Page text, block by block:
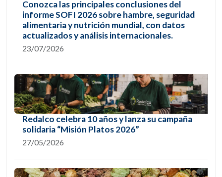
Conozca las principales conclusiones del
informe SOFI 2026 sobre hambre, seguridad
alimentaria y nutrición mundial, con datos
actualizados y análisis internacionales.
23/07/2026
Redalco celebra 10 años y lanza su campaña
solidaria “Misión Platos 2026”
27/05/2026